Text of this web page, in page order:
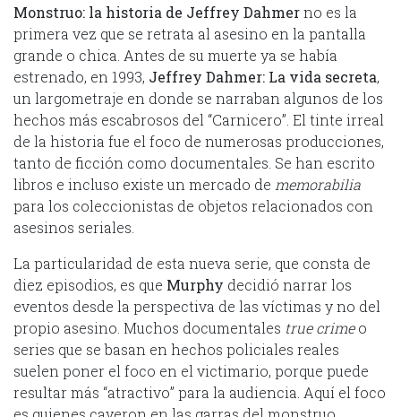
Monstruo: la historia de Jeffrey Dahmerno es la
primera vez que se retrata al asesino en la pantalla
grande o chica. Antes de su muerte ya se había
estrenado, en 1993, Jeffrey Dahmer: La vida secreta,
un largometraje en donde se narraban algunos de los
hechos más escabrosos del “Carnicero”. El tinte irreal
de la historia fue el foco de numerosas producciones,
tanto de ficción como documentales. Se han escrito
libros e incluso existe un mercado de memorabilia
para los coleccionistas de objetos relacionados con
asesinos seriales.
La particularidad de esta nueva serie, que consta de
diez episodios, es que Murphy decidió narrar los
eventos desde la perspectiva de las víctimas y no del
propio asesino. Muchos documentales true crimeo
series que se basan en hechos policiales reales
suelen poner el foco en el victimario, porque puede
resultar más “atractivo” para la audiencia. Aquí el foco